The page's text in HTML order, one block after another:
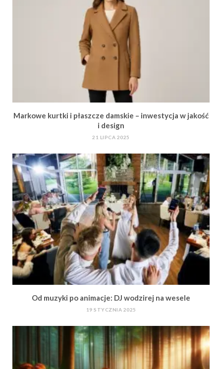
Markowe kurtki i płaszcze damskie – inwestycja w jakość
i design
21 LIPCA 2025
Od muzyki po animacje: DJ wodzirej na wesele
19 STYCZNIA 2025